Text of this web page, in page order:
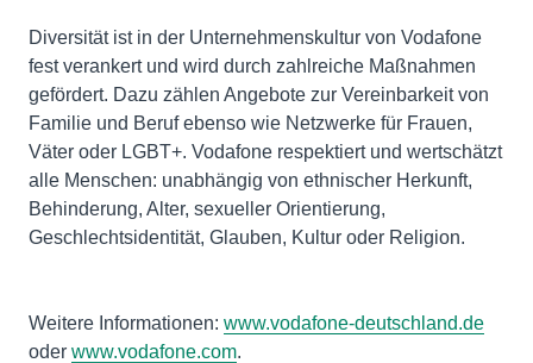
Diversität ist in der Unternehmenskultur von Vodafone
fest verankert und wird durch zahlreiche Maßnahmen
gefördert. Dazu zählen Angebote zur Vereinbarkeit von
Familie und Beruf ebenso wie Netzwerke für Frauen,
Väter oder LGBT+. Vodafone respektiert und wertschätzt
alle Menschen: unabhängig von ethnischer Herkunft,
Behinderung, Alter, sexueller Orientierung,
Geschlechtsidentität, Glauben, Kultur oder Religion.
Weitere Informationen: www.vodafone-deutschland.de
oder www.vodafone.com.